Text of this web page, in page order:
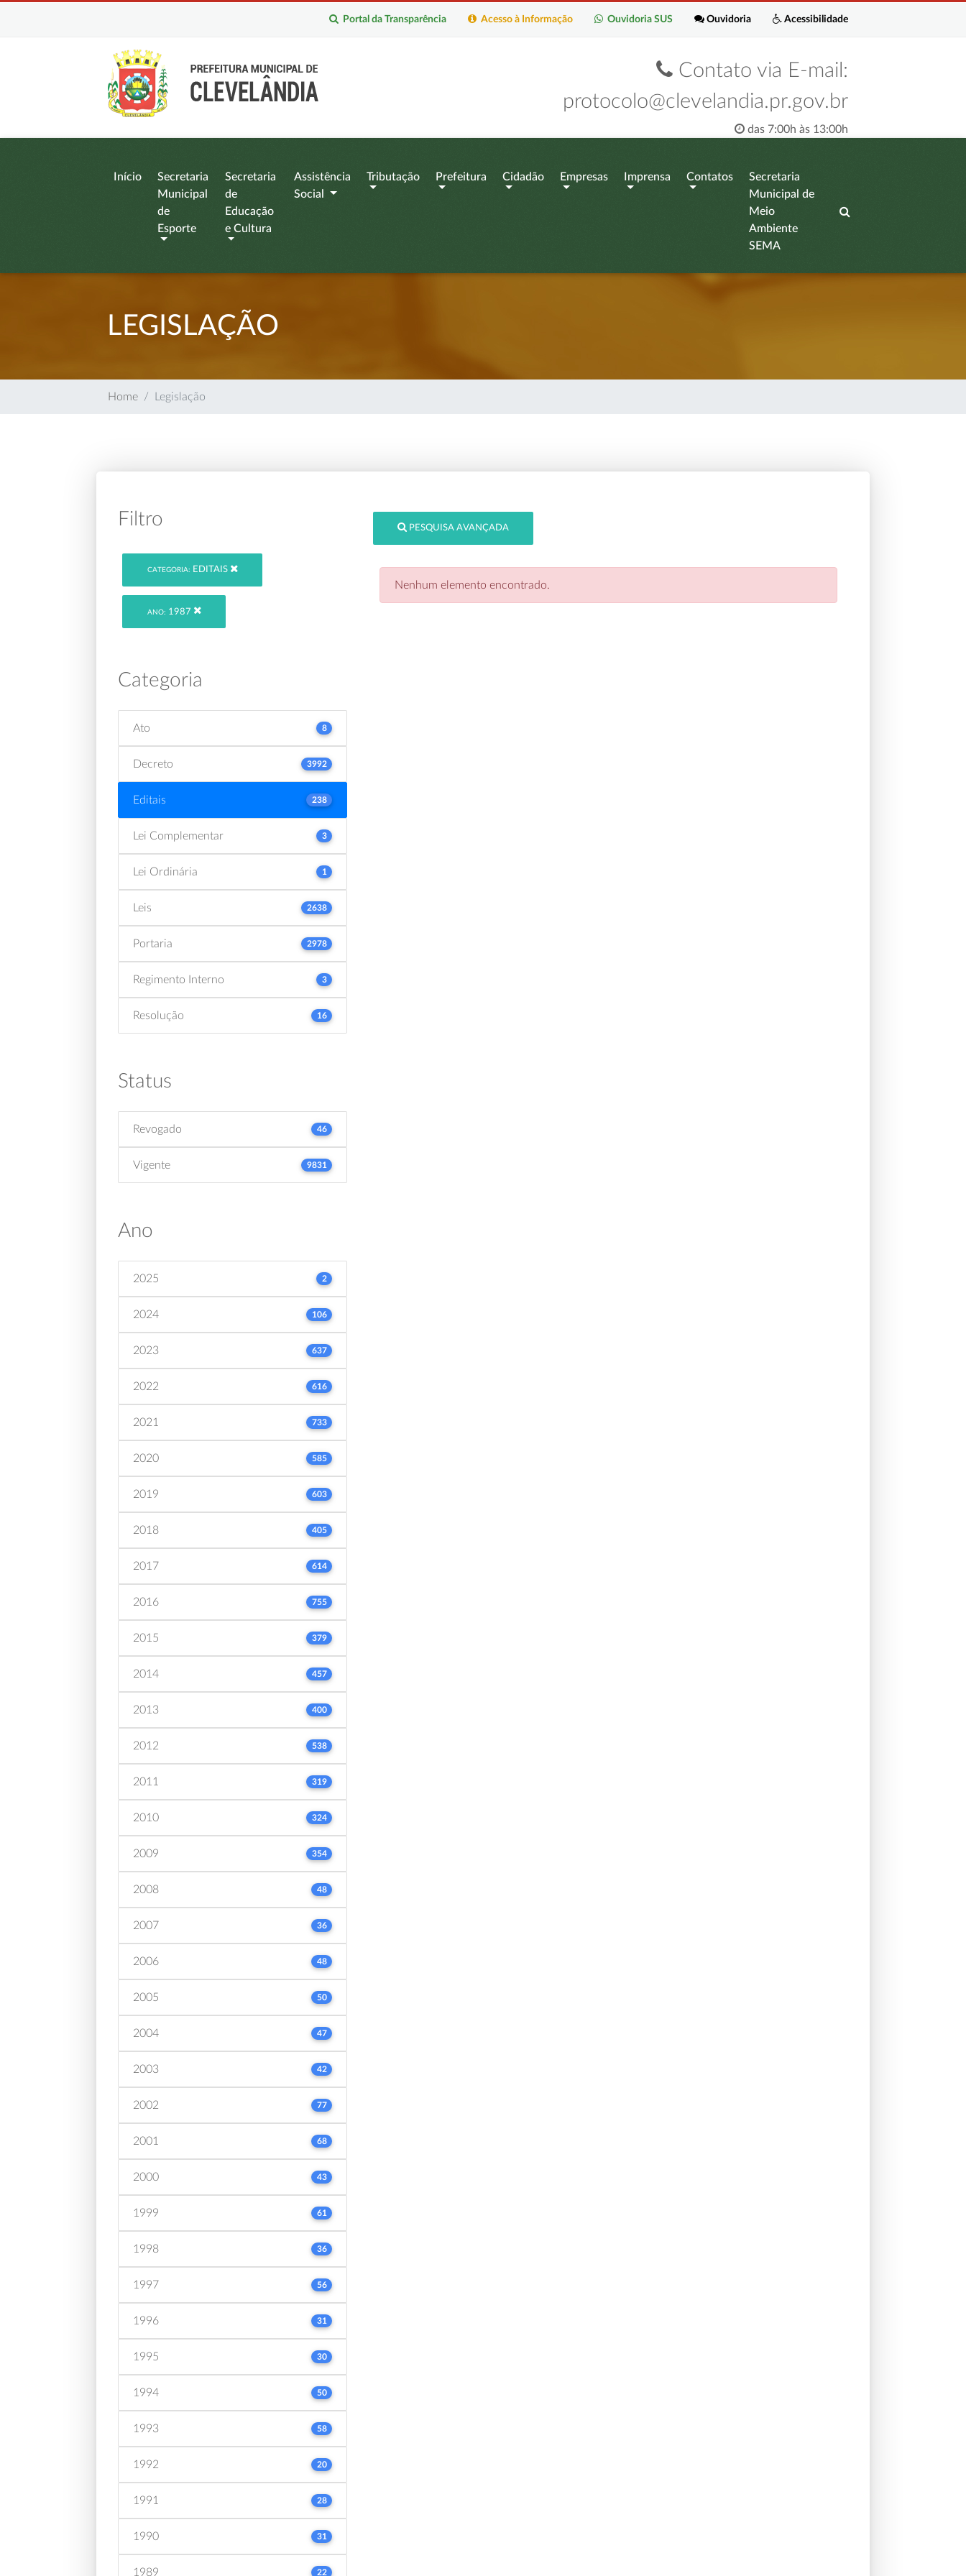
Acessibilidade
Ouvidoria
Ouvidoria SUS
Acesso à Informação
Portal da Transparência
Contato via E-mail:
protocolo@clevelandia.pr.gov.br
das 7:00h às 13:00h
Início
Secretaria
Municipal
de
Esporte
Secretaria
de
Educação
e Cultura
Assistência
Social
Tributação Prefeitura Cidadão Empresas Imprensa Contatos
Secretaria
Municipal de
Meio
Ambiente
SEMA
LEGISLAÇÃO
Home Legislação
Filtro
CATEGORIA: EDITAIS
ANO: 1987
Categoria
Ato 8
Decreto 3992
Editais 238
Lei Complementar 3
Lei Ordinária 1
Leis 2638
Portaria 2978
Regimento Interno 3
Resolução 16
Status
Revogado 46
Vigente 9831
Ano
2025 2
2024 106
2023 637
2022 616
2021 733
2020 585
2019 603
2018 405
2017 614
2016 755
2015 379
2014 457
2013 400
2012 538
2011 319
2010 324
2009 354
2008 48
2007 36
2006 48
2005 50
2004 47
2003 42
2002 77
2001 68
2000 43
1999 61
1998 36
1997 56
1996 31
1995 30
1994 50
1993 58
1992 20
1991 28
1990 31
1989 22
PESQUISA AVANÇADA
Nenhum elemento encontrado.